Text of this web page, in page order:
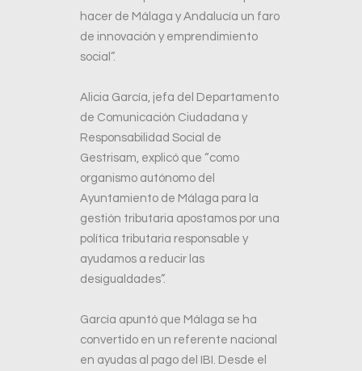
hacer de Málaga y Andalucía un faro
de innovación y emprendimiento
social”.
Alicia García, jefa del Departamento
de Comunicación Ciudadana y
Responsabilidad Social de
Gestrisam, explicó que “como
organismo autónomo del
Ayuntamiento de Málaga para la
gestión tributaria apostamos por una
política tributaria responsable y
ayudamos a reducir las
desigualdades”.
García apuntó que Málaga se ha
convertido en un referente nacional
en ayudas al pago del IBI. Desde el